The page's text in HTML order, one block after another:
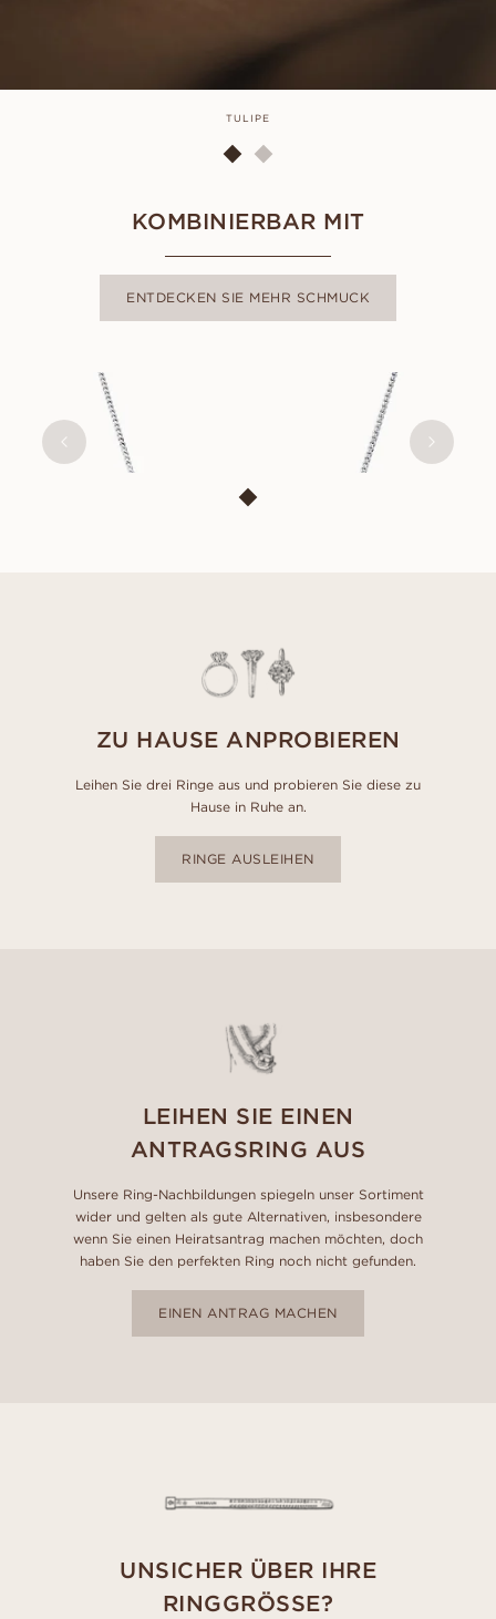
TULIPE
KOMBINIERBAR MIT
ENTDECKEN SIE MEHR SCHMUCK
ZU HAUSE ANPROBIEREN
Leihen Sie drei Ringe aus und probieren Sie diese zu
Hause in Ruhe an.
RINGE AUSLEIHEN
LEIHEN SIE EINEN
ANTRAGSRING AUS
Unsere Ring-Nachbildungen spiegeln unser Sortiment
wider und gelten als gute Alternativen, insbesondere
wenn Sie einen Heiratsantrag machen möchten, doch
haben Sie den perfekten Ring noch nicht gefunden.
EINEN ANTRAG MACHEN
UNSICHER ÜBER IHRE
RINGGRÖSSE?